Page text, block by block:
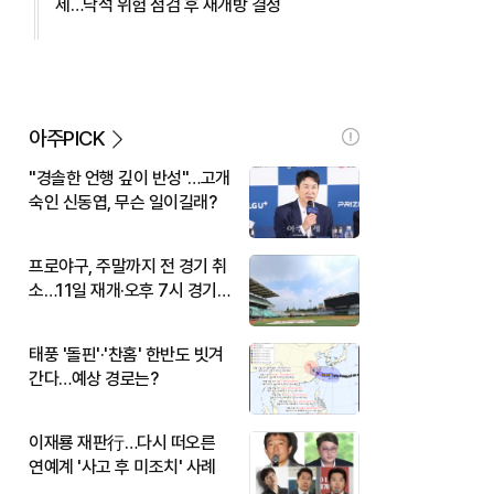
제…낙석 위험 점검 후 재개방 결정
아주PICK
"경솔한 언행 깊이 반성"…고개
숙인 신동엽, 무슨 일이길래?
프로야구, 주말까지 전 경기 취
소…11일 재개·오후 7시 경기
태풍 '돌핀'·'찬홈' 한반도 빗겨
간다…예상 경로는?
이재룡 재판行…다시 떠오른
연예계 '사고 후 미조치' 사례